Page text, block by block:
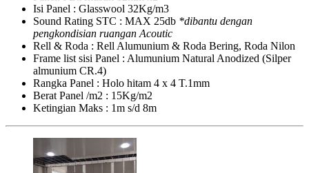
Isi Panel : Glasswool 32Kg/m3
Sound Rating STC : MAX 25db *dibantu dengan
pengkondisian ruangan Acoutic
Rell & Roda : Rell Alumunium & Roda Bering, Roda Nilon
Frame list sisi Panel : Alumunium Natural Anodized (Silper
almunium CR.4)
Rangka Panel : Holo hitam 4 x 4 T.1mm
Berat Panel /m2 : 15Kg/m2
Ketingian Maks : 1m s/d 8m